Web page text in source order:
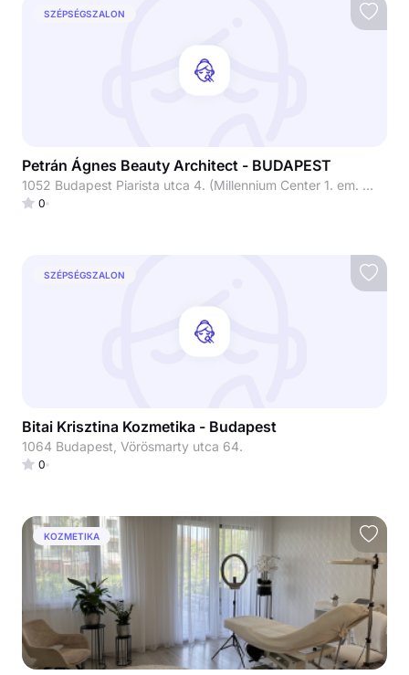
SZÉPSÉGSZALON
Petrán Ágnes Beauty Architect - BUDAPEST
1052 Budapest Piarista utca 4. (Millennium Center 1. em. Millennium Beauty szalon)
0
SZÉPSÉGSZALON
Bitai Krisztina Kozmetika - Budapest
1064 Budapest, Vörösmarty utca 64.
0
KOZMETIKA